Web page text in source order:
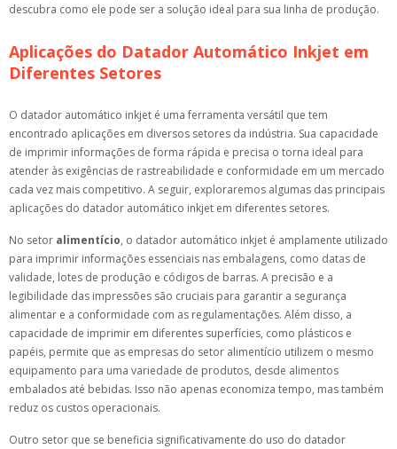
descubra como ele pode ser a solução ideal para sua linha de produção.
Aplicações do Datador Automático Inkjet em
Diferentes Setores
O datador automático inkjet é uma ferramenta versátil que tem
encontrado aplicações em diversos setores da indústria. Sua capacidade
de imprimir informações de forma rápida e precisa o torna ideal para
atender às exigências de rastreabilidade e conformidade em um mercado
cada vez mais competitivo. A seguir, exploraremos algumas das principais
aplicações do datador automático inkjet em diferentes setores.
No setor alimentício, o datador automático inkjet é amplamente utilizado
para imprimir informações essenciais nas embalagens, como datas de
validade, lotes de produção e códigos de barras. A precisão e a
legibilidade das impressões são cruciais para garantir a segurança
alimentar e a conformidade com as regulamentações. Além disso, a
capacidade de imprimir em diferentes superfícies, como plásticos e
papéis, permite que as empresas do setor alimentício utilizem o mesmo
equipamento para uma variedade de produtos, desde alimentos
embalados até bebidas. Isso não apenas economiza tempo, mas também
reduz os custos operacionais.
Outro setor que se beneficia significativamente do uso do datador